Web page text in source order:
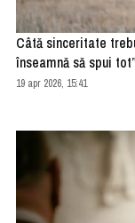
Câtă sinceritate
înseamnă să spui tot”
19 apr 2026, 15:41